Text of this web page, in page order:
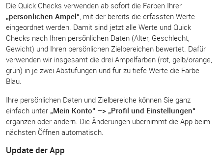
Die Quick Checks verwenden ab sofort die Farben Ihrer
„persönlichen Ampel“, mit der bereits die erfassten Werte
eingeordnet werden. Damit sind jetzt alle Werte und Quick
Checks nach Ihren persönlichen Daten (Alter, Geschlecht,
Gewicht) und Ihren persönlichen Zielbereichen bewertet. Dafür
verwenden wir insgesamt die drei Ampelfarben (rot, gelb/orange,
grün) in je zwei Abstufungen und für zu tiefe Werte die Farbe
Blau.
Ihre persönlichen Daten und Zielbereiche können Sie ganz
einfach unter „Mein Konto“ –> „Profil und Einstellungen“
ergänzen oder ändern. Die Änderungen übernimmt die App beim
nächsten Öffnen automatisch.
Update der App